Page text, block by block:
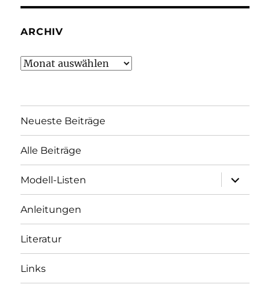
ARCHIV
Archiv
Neueste Beiträge
Alle Beiträge
Modell-Listen
öffnen
Anleitungen
Literatur
Links